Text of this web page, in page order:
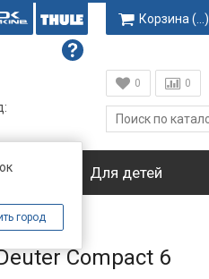
Корзина ( )
город
0 0
Для детей
Compact 6